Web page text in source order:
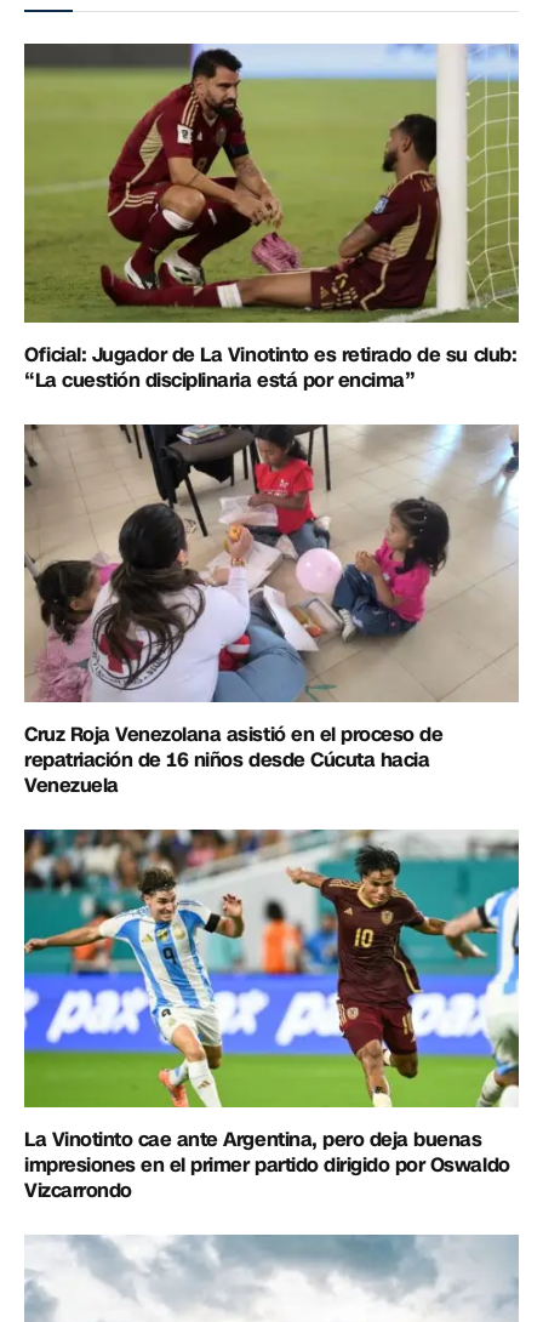
Oficial: Jugador de La Vinotinto es retirado de su club:
“La cuestión disciplinaria está por encima”
Cruz Roja Venezolana asistió en el proceso de
repatriación de 16 niños desde Cúcuta hacia
Venezuela
La Vinotinto cae ante Argentina, pero deja buenas
impresiones en el primer partido dirigido por Oswaldo
Vizcarrondo